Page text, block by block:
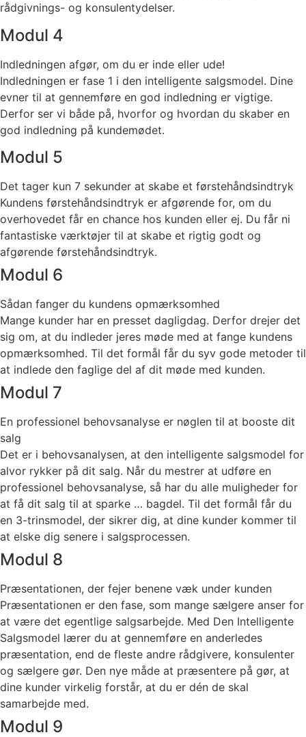
rådgivnings- og konsulentydelser.
Modul 4
Indledningen afgør, om du er inde eller ude!
Indledningen er fase 1 i den intelligente salgsmodel. Dine
evner til at gennemføre en god indledning er vigtige.
Derfor ser vi både på, hvorfor og hvordan du skaber en
god indledning på kundemødet.
Modul 5
Det tager kun 7 sekunder at skabe et førstehåndsindtryk
Kundens førstehåndsindtryk er afgørende for, om du
overhovedet får en chance hos kunden eller ej. Du får ni
fantastiske værktøjer til at skabe et rigtig godt og
afgørende førstehåndsindtryk.
Modul 6
Sådan fanger du kundens opmærksomhed
Mange kunder har en presset dagligdag. Derfor drejer det
sig om, at du indleder jeres møde med at fange kundens
opmærksomhed. Til det formål får du syv gode metoder til
at indlede den faglige del af dit møde med kunden.
Modul 7
En professionel behovsanalyse er nøglen til at booste dit
salg
Det er i behovsanalysen, at den intelligente salgsmodel for
alvor rykker på dit salg. Når du mestrer at udføre en
professionel behovsanalyse, så har du alle muligheder for
at få dit salg til at sparke … bagdel. Til det formål får du
en 3-trinsmodel, der sikrer dig, at dine kunder kommer til
at elske dig senere i salgsprocessen.
Modul 8
Præsentationen, der fejer benene væk under kunden
Præsentationen er den fase, som mange sælgere anser for
at være det egentlige salgsarbejde. Med Den Intelligente
Salgsmodel lærer du at gennemføre en anderledes
præsentation, end de fleste andre rådgivere, konsulenter
og sælgere gør. Den nye måde at præsentere på gør, at
dine kunder virkelig forstår, at du er dén de skal
samarbejde med.
Modul 9